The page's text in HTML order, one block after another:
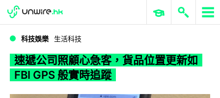
WWDC 2026 ERP 與商業 AI
科技娛樂 生活科技
速遞公司照顧心急客，貨品位置更新如
FBI GPS 般實時追蹤